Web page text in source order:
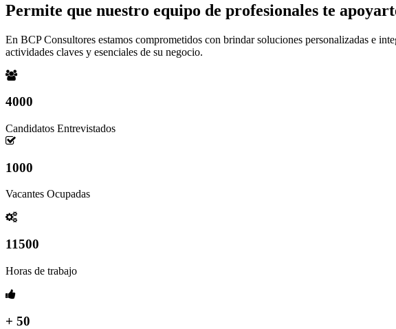
Permite que nuestro equipo de profesionales te
En BCP Consultores estamos comprometidos con brindar soluciones personalizadas e
actividades claves y esenciales de su negocio.
4000
Candidatos Entrevistados
1000
Vacantes Ocupadas
11500
Horas de trabajo
+ 50